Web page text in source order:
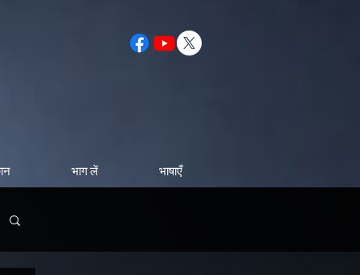
भाग लें भाषाएँ